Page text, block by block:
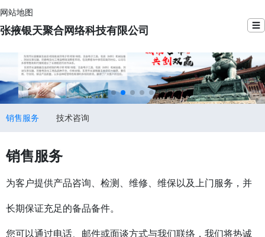
网站地图
张掖银天聚合网络科技有限公司 ☰
销售服务 技术咨询
销售服务
为客户提供产品咨询、检测、维修、维保以及上门服务，并
长期保证充足的备品备件。
您可以通过电话、邮件或面谈方式与我们联络，我们将热诚